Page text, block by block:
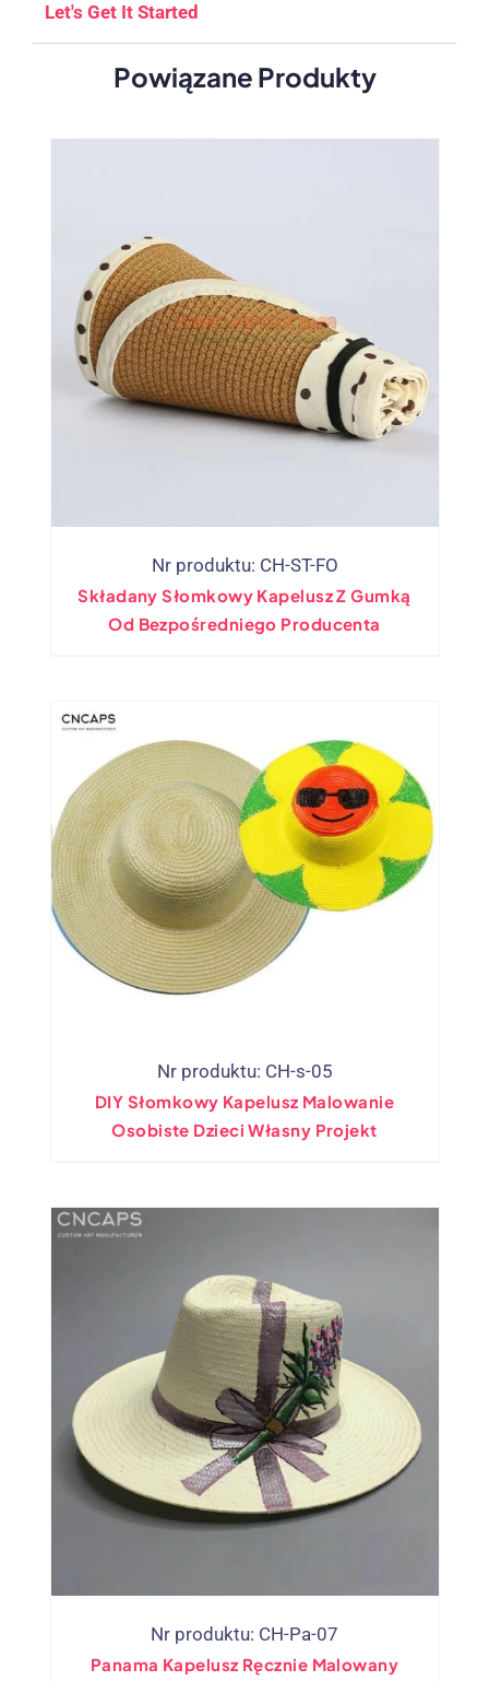
Let's Get It Started
Powiązane Produkty
Nr produktu: CH-ST-FO
Składany Słomkowy Kapelusz Z Gumką
Od Bezpośredniego Producenta
Nr produktu: CH-s-05
DIY Słomkowy Kapelusz Malowanie
Osobiste Dzieci Własny Projekt
Nr produktu: CH-Pa-07
Panama Kapelusz Ręcznie Malowany